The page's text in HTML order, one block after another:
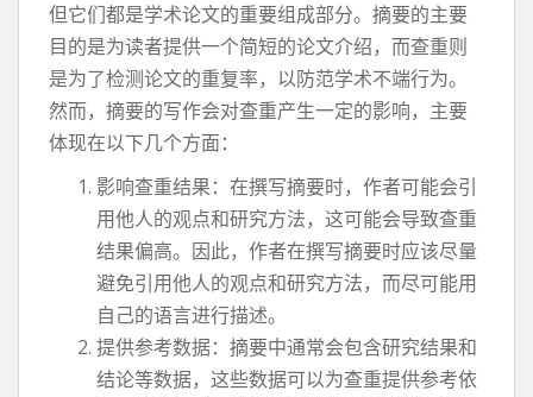
但它们都是学术论文的重要组成部分。摘要的主要
目的是为读者提供一个简短的论文介绍，而查重则
是为了检测论文的重复率，以防范学术不端行为。
然而，摘要的写作会对查重产生一定的影响，主要
体现在以下几个方面：
影响查重结果：在撰写摘要时，作者可能会引
用他人的观点和研究方法，这可能会导致查重
结果偏高。因此，作者在撰写摘要时应该尽量
避免引用他人的观点和研究方法，而尽可能用
自己的语言进行描述。
提供参考数据：摘要中通常会包含研究结果和
结论等数据，这些数据可以为查重提供参考依